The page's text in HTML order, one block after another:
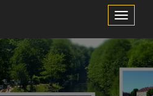
Toggle
Navigation